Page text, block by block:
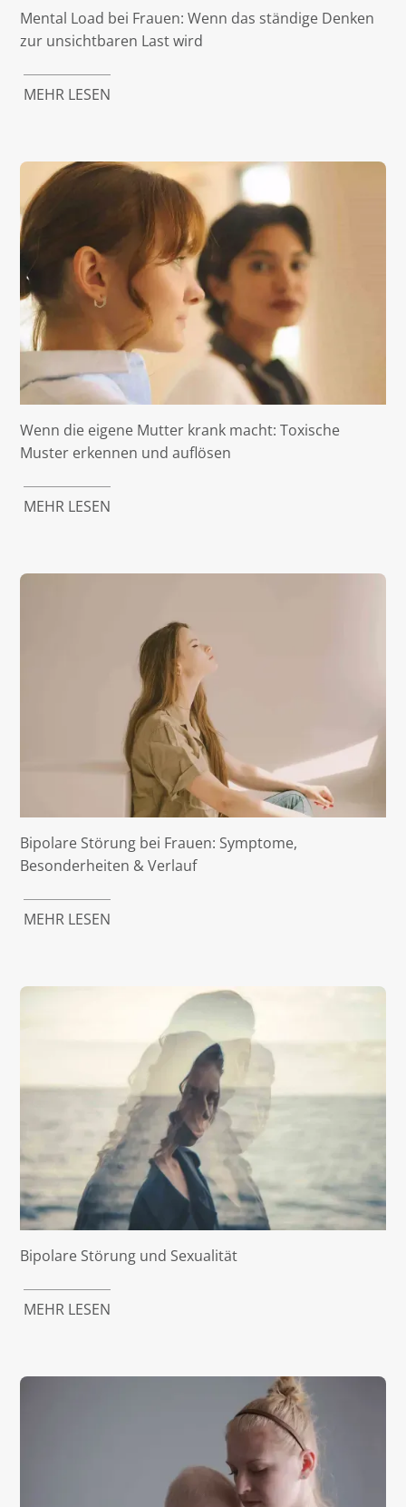
Mental Load bei Frauen: Wenn das ständige Denken
zur unsichtbaren Last wird
MEHR LESEN
Wenn die eigene Mutter krank macht: Toxische
Muster erkennen und auflösen
MEHR LESEN
Bipolare Störung bei Frauen: Symptome,
Besonderheiten & Verlauf
MEHR LESEN
Bipolare Störung und Sexualität
MEHR LESEN